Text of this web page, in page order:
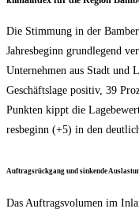
Die Stim­mung in der
Jah­res­be­ginn grund­le­gend
Unter­neh­men aus Stadt und
Geschäfts­la­ge posi­tiv, 39
Punk­ten kippt die
res­be­ginn (+5) in den
Auf­trags­rück­gang und sin­ken­de
Das Auf­trags­vo­lu­men im